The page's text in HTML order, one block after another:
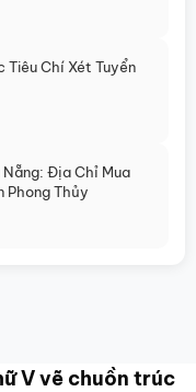
Tiêu Chí Xét Tuyển
Địa Chỉ Mua
Phong Thủy
V vẽ chuồn trúc